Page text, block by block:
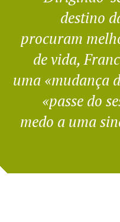
destino
procuram
de vida,
uma «mudança
«passe do
medo a uma